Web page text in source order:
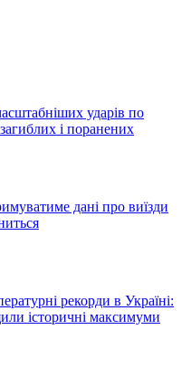
ударів по
і поранених
дані про виїзди
рекорди в Україні:
історичні максимуми